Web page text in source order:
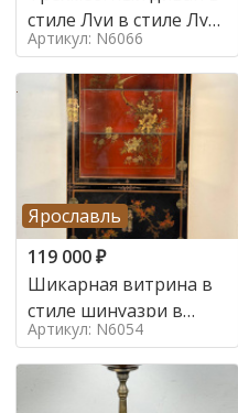
стиле Луи в стиле Луи
16,
Артикул: N6066
Ярославль
119 000₽
Шикарная витрина в
стиле шинуазри в
стиле шинуазри,
Артикул: N6054